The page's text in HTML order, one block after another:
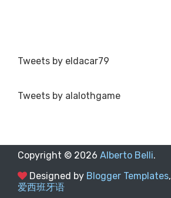
Tweets by eldacar79
Tweets by alalothgame
Copyright © 2026 Alberto Belli.
Designed by Blogger Templates,
爱西班牙语